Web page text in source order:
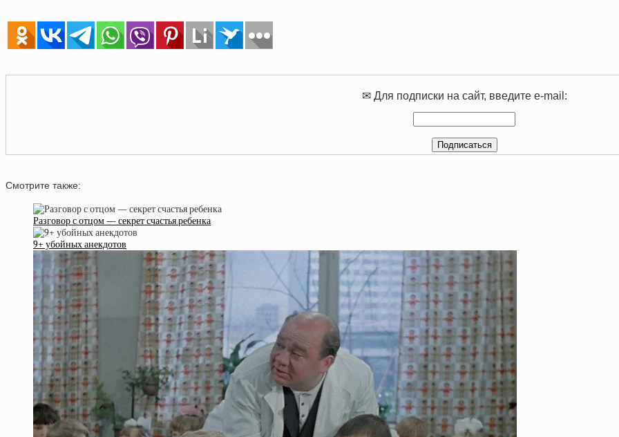
✉ Для подписки на сайт, введите e-mail:
Смотрите также:
Разговор с отцом — секрет счастья ребенка
9+ убойных анекдотов